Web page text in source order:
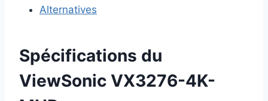
Alternatives
Spécifications du
ViewSonic VX3276-4K-